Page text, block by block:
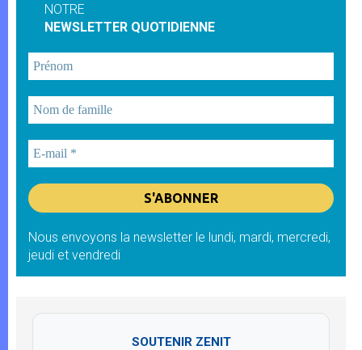
NOTRE
NEWSLETTER QUOTIDIENNE
Nous envoyons la newsletter le lundi, mardi, mercredi,
jeudi et vendredi
SOUTENIR ZENIT